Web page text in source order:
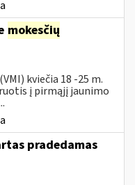
mokesčių
kviečia 18 -25 m.
į pirmąjį jaunimo
pradedamas